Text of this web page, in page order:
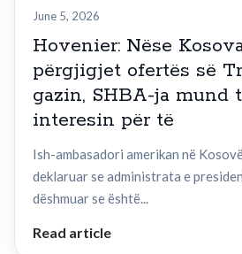
June 5, 2026
Hovenier: Nëse
përgjigjet ofertës së
gazin, SHBA-ja mund
interesin për të
Ish-ambasadori amerikan në
deklaruar se administrata e
dëshmuar se është...
Read article